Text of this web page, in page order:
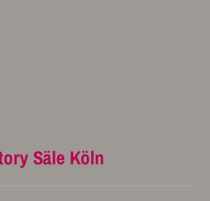
Säle Köln